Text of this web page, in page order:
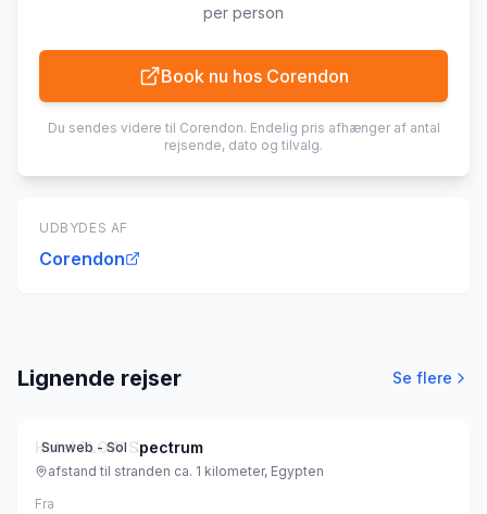
per person
Book nu hos Corendon
Du sendes videre til Corendon. Endelig pris afhænger af antal
rejsende, dato og tilvalg.
UDBYDES AF
Corendon
Lignende rejser Se flere
Sunweb - Sol
Hotel FLOW Spectrum
afstand til stranden ca. 1 kilometer, Egypten
Fra